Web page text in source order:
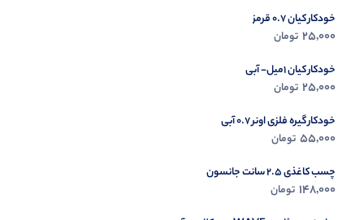
خودکار کیان 0.7 قرمز
25,000 تومان
خودکار کیان 1میل- آبی
25,000 تومان
خودکار گیره فلزی اونر 0.7 آبی
55,000 تومان
چسب کاغذی 2.5 سانت جانسون
148,000 تومان